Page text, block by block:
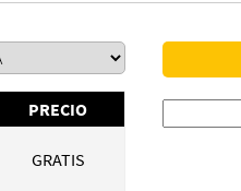
PRECIO
GRATIS